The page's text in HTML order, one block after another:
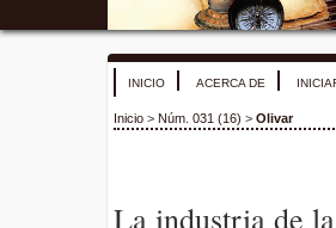
INICIO ACERCA DE
Inicio > Núm. 031 (16) > Olivar
La industria de